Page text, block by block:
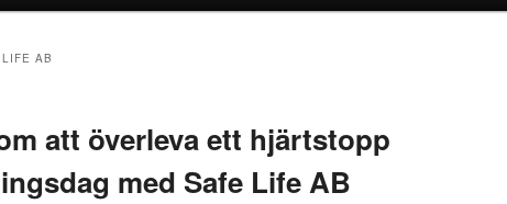
AB
att överleva ett hjärtstopp
med Safe Life AB